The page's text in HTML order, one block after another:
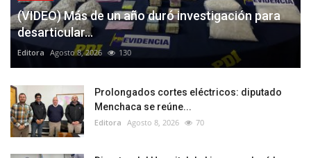
(VIDEO) Más de un año duró investigación para
desarticular...
Editora Agosto 8, 2026 130
Prolongados cortes eléctricos: diputado
Menchaca se reúne...
Editora Agosto 8, 2026 70